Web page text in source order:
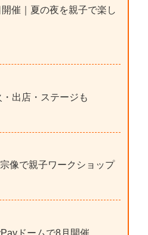
催｜夏の夜を親子で楽し
出店・ステージも
像で親子ワークショップ
ドームで8月開催